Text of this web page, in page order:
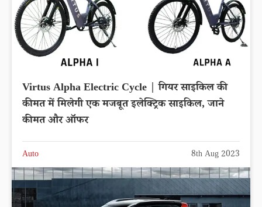
Virtus Alpha Electric Cycle | गियर साइकिल की
कीमत में मिलेगी एक मजबूत इलेक्ट्रिक साइकिल, जाने
कीमत और ऑफर
Auto 8th Aug 2023